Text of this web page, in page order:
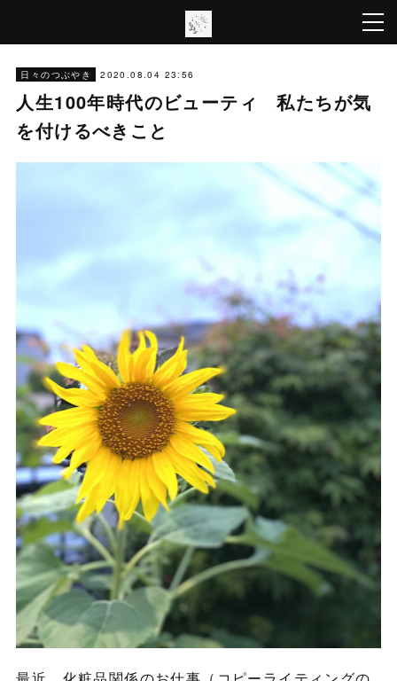
日々のつぶやき 2020.08.04 23:56
人生100年時代のビューティ 私たちが気
を付けるべきこと